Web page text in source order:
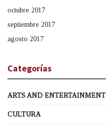
octubre 2017
septiembre 2017
agosto 2017
Categorías
ARTS AND ENTERTAINMENT
CULTURA